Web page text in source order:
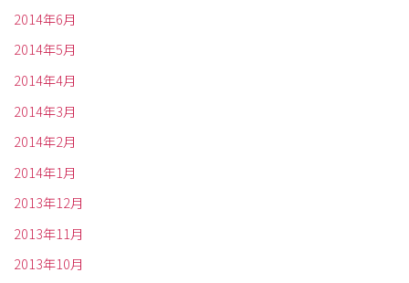
2014年6月
2014年5月
2014年4月
2014年3月
2014年2月
2014年1月
2013年12月
2013年11月
2013年10月